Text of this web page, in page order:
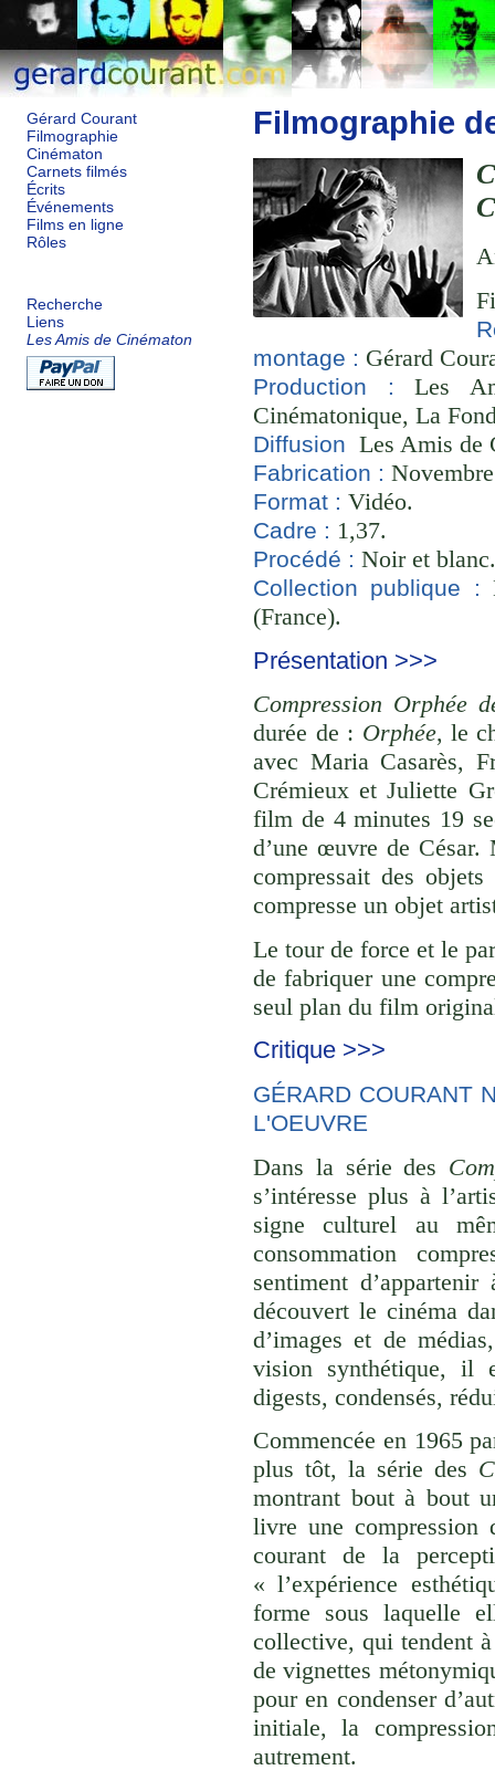
Gérard Courant
Filmographie
Cinématon
Carnets filmés
Écrits
Événements
Films en ligne
Rôles
Recherche
Liens
Les Amis de Cinématon
Filmographie
montage : Gérard
Production :
Les
Cinématonique, La
Diffusion Les Amis de
Fabrication :
Format : Vidéo.
Cadre : 1,37.
Procédé : Noir et
Collection publique :
(France).
Présentation >>>
Compression Orphée
durée de : Orphée, le
avec Maria Casarès,
Crémieux et Juliette
film de 4 minutes 19
d’une œuvre de
compressait des
compresse un objet
Le tour de force et le
de fabriquer une
seul plan du film
Critique >>>
GÉRARD COURANT
L'OEUVRE
Dans la série des
s’intéresse plus à
signe culturel au
consommation
sentiment
découvert le cinéma
d’images et de
vision synthétique, il
digests, condensés,
Commencée en 1965
plus tôt, la série des
montrant bout à bout
livre une compression
courant de la
« l’expérience
forme sous laquelle
collective, qui tendent
de vignettes
pour en condenser
initiale, la
autrement.